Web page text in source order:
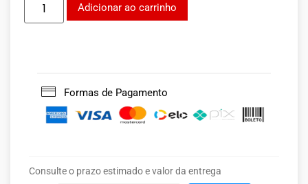
Adicionar ao carrinho
Formas de Pagamento
Consulte o prazo estimado e valor da entrega